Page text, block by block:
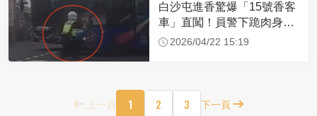
白沙屯進香驚爆「15號香客
車」直闖！員警下跪肉身擋
車：讓行人先過
2026/04/22 15:19
上一頁 1 2 3 下一頁